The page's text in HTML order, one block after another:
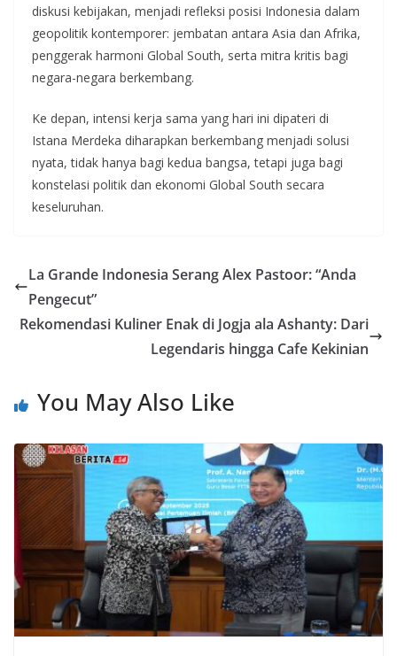
diskusi kebijakan, menjadi refleksi posisi Indonesia dalam
geopolitik kontemporer: jembatan antara Asia dan Afrika,
penggerak harmoni Global South, serta mitra kritis bagi
negara-negara berkembang.
Ke depan, intensi kerja sama yang hari ini dipateri di
Istana Merdeka diharapkan berkembang menjadi solusi
nyata, tidak hanya bagi kedua bangsa, tetapi juga bagi
konstelasi politik dan ekonomi Global South secara
keseluruhan.
La Grande Indonesia Serang Alex Pastoor: “Anda
Pengecut”
Rekomendasi Kuliner Enak di Jogja ala Ashanty: Dari
Legendaris hingga Cafe Kekinian
You May Also Like